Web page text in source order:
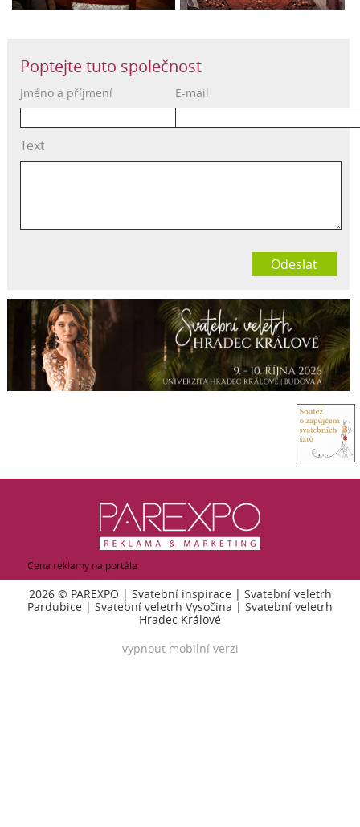
Poptejte tuto společnost
Jméno a příjmení E-mail
Text
Odeslat
Cena reklamy na portále
2026 © PAREXPO | Svatební inspirace| Svatební veletrh
Pardubice | Svatební veletrh Vysočina | Svatební veletrh
Hradec Králové
vypnout mobilní verzi